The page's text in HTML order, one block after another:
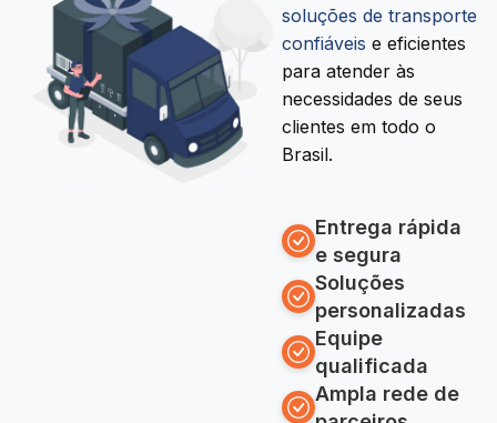
soluções de transporte
confiáveis e eficientes
para atender às
necessidades de seus
clientes em todo o
Brasil.
Entrega rápida
e segura
Soluções
personalizadas
Equipe
qualificada
Ampla rede de